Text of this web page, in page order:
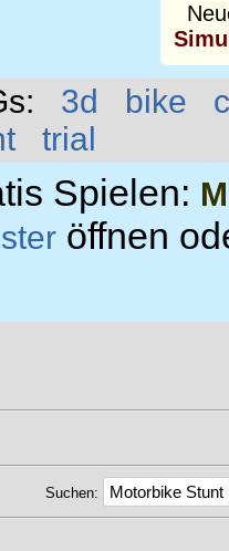
3d bike
trial
Spielen:
öffnen
Suchen: